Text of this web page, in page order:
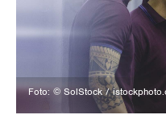
Foto: © SolStock /